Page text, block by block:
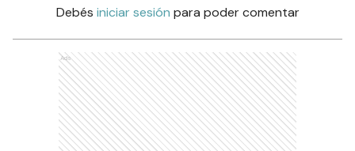
Debés iniciar sesión para poder comentar
Ads